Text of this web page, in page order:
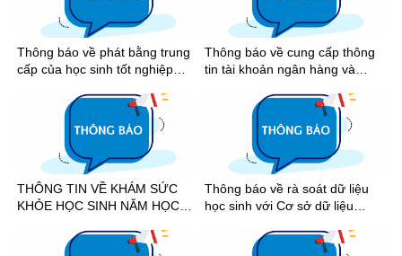
Thông báo về phát bằng trung
cấp của học sinh tốt nghiệp
Thông báo về cung cấp thông
tin tài khoản ngân hàng và
khích học tập học kỳ I năm học
THÔNG TIN VỀ KHÁM SỨC
KHỎE HỌC SINH NĂM HỌC
Thông báo về rà soát dữ liệu
học sinh với Cơ sở dữ liệu